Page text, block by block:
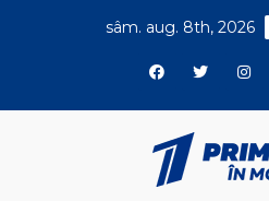
sâm. aug. 8th, 2026